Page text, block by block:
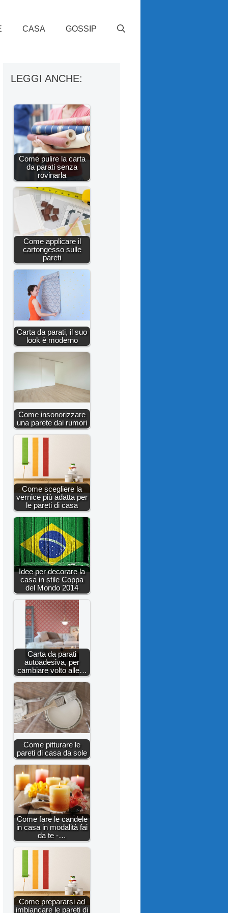
CASA GOSSIP
LEGGI ANCHE:
Come pulire la carta
da parati senza
rovinarla
Come applicare il
cartongesso sulle
pareti
Carta da parati, il suo
look è moderno
Come insonorizzare
una parete dai rumori
Come scegliere la
vernice più adatta per
le pareti di casa
Idee per decorare la
casa in stile Coppa
del Mondo 2014
Carta da parati
autoadesiva, per
cambiare volto alle…
Come pitturare le
pareti di casa da sole
Come fare le candele
in casa in modalità fai
da te -…
Come prepararsi ad
imbiancare le pareti di